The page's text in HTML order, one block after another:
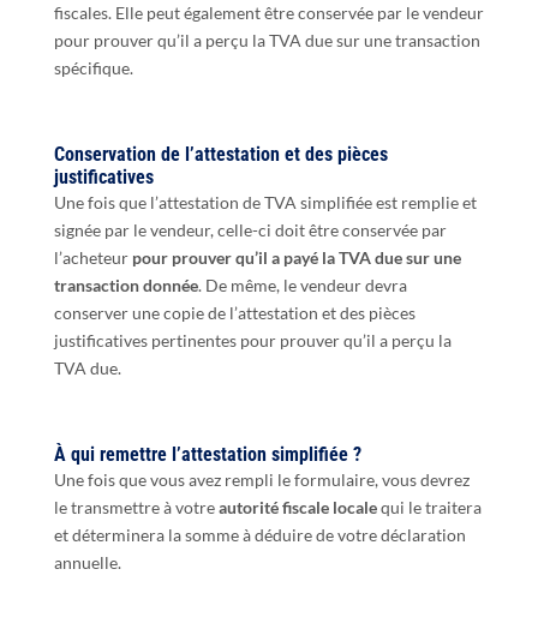
fiscales. Elle peut également être conservée par le vendeur
pour prouver qu’il a perçu la TVA due sur une transaction
spécifique.
Conservation de l’attestation et des pièces
justificatives
Une fois que l’attestation de TVA simplifiée est remplie et
signée par le vendeur, celle-ci doit être conservée par
l’acheteur pour prouver qu’il a payé la TVA due sur une
transaction donnée. De même, le vendeur devra
conserver une copie de l’attestation et des pièces
justificatives pertinentes pour prouver qu’il a perçu la
TVA due.
À qui remettre l’attestation simplifiée ?
Une fois que vous avez rempli le formulaire, vous devrez
le transmettre à votreautorité fiscale localequi le traitera
et déterminera la somme à déduire de votre déclaration
annuelle.